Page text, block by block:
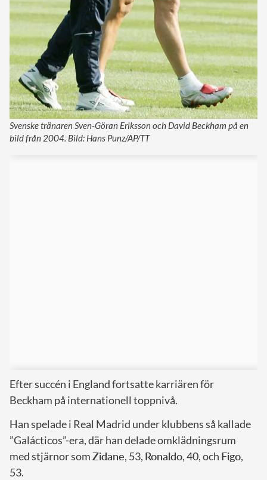
Svenske tränaren Sven-Göran Eriksson och David Beckham på en
bild från 2004. Bild: Hans Punz/AP/TT
Efter succén i England fortsatte karriären för
Beckham på internationell toppnivå.
Han spelade i Real Madrid under klubbens så kallade
”Galácticos”-era, där han delade omklädningsrum
med stjärnor somZidane, 53, Ronaldo, 40, och Figo,
53.